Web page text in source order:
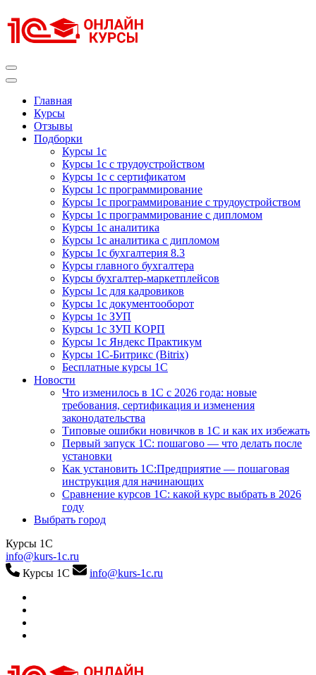
к
содержимому
Главная
Курсы
Отзывы
Подборки
Курсы 1с
Курсы 1с с трудоустройством
Курсы 1с с сертификатом
Курсы 1с программирование
Курсы 1с программирование с трудоустройством
Курсы 1с программирование с дипломом
Курсы 1с аналитика
Курсы 1с аналитика с дипломом
Курсы 1с бухгалтерия 8.3
Курсы главного бухгалтера
Курсы бухгалтер-маркетплейсов
Курсы 1с для кадровиков
Курсы 1с документооборот
Курсы 1с ЗУП
Курсы 1с ЗУП КОРП
Курсы 1с Яндекс Практикум
Курсы 1С-Битрикс (Bitrix)
Бесплатные курсы 1С
Новости
Что изменилось в 1С с 2026 года: новые
требования, сертификация и изменения
законодательства
Типовые ошибки новичков в 1С и как их избежать
Первый запуск 1С: пошагово — что делать после
установки
Как установить 1С:Предприятие — пошаговая
инструкция для начинающих
Сравнение курсов 1С: какой курс выбрать в 2026
году
Выбрать город
Курсы 1С
info@kurs-1c.ru
Курсы 1С
info@kurs-1c.ru